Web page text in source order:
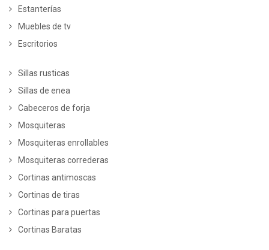
Estanterías
Muebles de tv
Escritorios
Sillas rusticas
Sillas de enea
Cabeceros de forja
Mosquiteras
Mosquiteras enrollables
Mosquiteras correderas
Cortinas antimoscas
Cortinas de tiras
Cortinas para puertas
Cortinas Baratas